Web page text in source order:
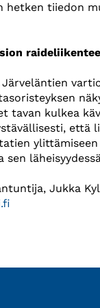
hetken tiiedon
Järveläntien
tavan kulkea
että
Jukka